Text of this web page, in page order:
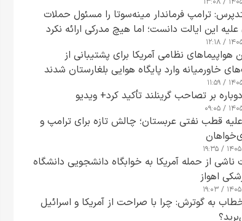
ترامپ فرماندار مینه‌سوتا را مسئول حملات
این ایالت دانست؛ اما هیچ مدرکی ارائه نکرد
هواپیماهای نظامی آمریکا برای پشتیبانی از
خاورمیانه وارد پایگاه هوایی بلغارستان شدند
بر تصاحب گرینلند تأکید کرد+ ویدیو
قطب نفتی عربستان؛ چالش تازه برای ترامپ و
ناشی از حمله آمریکا به خوابگاه دانشجویی دانشگاه
اهواز
به گوترش: چرا با صراحت از آمریکا و اسرائیل